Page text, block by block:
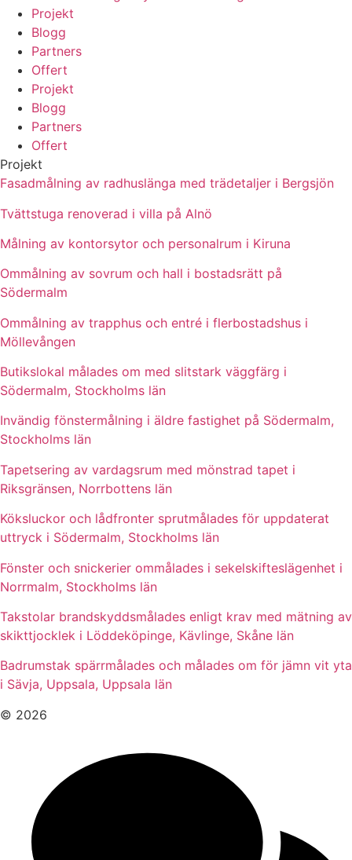
Projekt
Blogg
Partners
Offert
Projekt
Blogg
Partners
Offert
Projekt
Fasadmålning av radhuslänga med trädetaljer i Bergsjön
Tvättstuga renoverad i villa på Alnö
Målning av kontorsytor och personalrum i Kiruna
Ommålning av sovrum och hall i bostadsrätt på
Södermalm
Ommålning av trapphus och entré i flerbostadshus i
Möllevången
Butikslokal målades om med slitstark väggfärg i
Södermalm, Stockholms län
Invändig fönstermålning i äldre fastighet på Södermalm,
Stockholms län
Tapetsering av vardagsrum med mönstrad tapet i
Riksgränsen, Norrbottens län
Köksluckor och lådfronter sprutmålades för uppdaterat
uttryck i Södermalm, Stockholms län
Fönster och snickerier ommålades i sekelskifteslägenhet i
Norrmalm, Stockholms län
Takstolar brandskyddsmålades enligt krav med mätning av
skikttjocklek i Löddeköpinge, Kävlinge, Skåne län
Badrumstak spärrmålades och målades om för jämn vit yta
i Sävja, Uppsala, Uppsala län
© 2026